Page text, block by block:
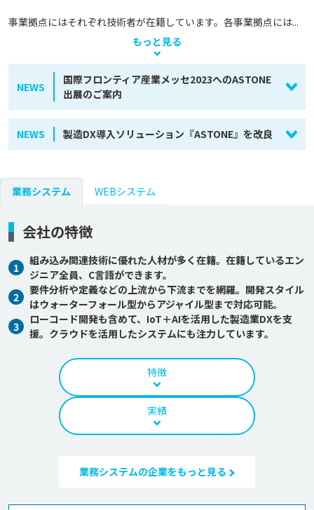
事業拠点にはそれぞれ技術者が在籍しています。各事業拠点には...
もっと見る
NEWS
国際フロンティア産業メッセ2023へのASTONE
出展のご案内
NEWS 製造DX導入ソリューション『ASTONE』を改良
業務システム WEBシステム
会社の特徴
1
組み込み関連技術に優れた人材が多く在籍。在籍しているエン
ジニア全員、C言語ができます。
2
要件分析や定義などの上流から下流までを網羅。開発スタイル
はウォーターフォール型からアジャイル型まで対応可能。
3
ローコード開発も含めて、IoT＋AIを活用した製造業DXを支
援。クラウドを活用したシステムにも注力しています。
特徴
実績
業務システムの企業をもっと見る